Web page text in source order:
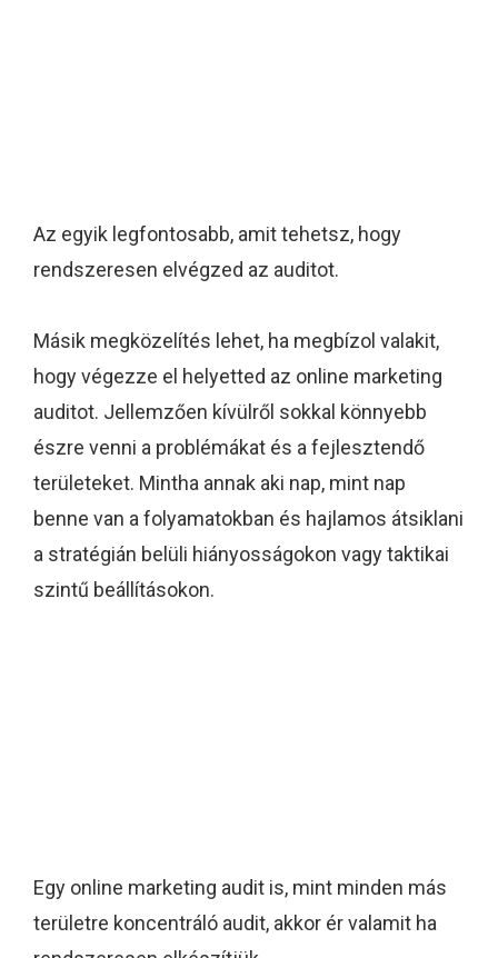
Az egyik legfontosabb, amit tehetsz, hogy
rendszeresen elvégzed az auditot.
Másik megközelítés lehet, ha megbízol valakit,
hogy végezze el helyetted az online marketing
auditot. Jellemzően kívülről sokkal könnyebb
észre venni a problémákat és a fejlesztendő
területeket. Mintha annak aki nap, mint nap
benne van a folyamatokban és hajlamos átsiklani
a stratégián belüli hiányosságokon vagy taktikai
szintű beállításokon.
Egy online marketing audit is, mint minden más
területre koncentráló audit, akkor ér valamit ha